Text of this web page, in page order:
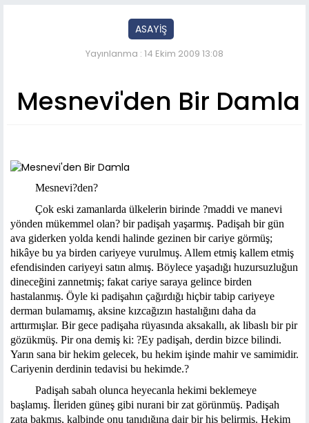
ASAYİŞ
Yayınlanma : 14 Ekim 2009 13:08
Mesnevi'den Bir Damla
Mesnevi?den?
Çok eski zamanlarda ülkelerin birinde ?maddi ve manevi
yönden mükemmel olan? bir padişah yaşarmış. Padişah bir gün
ava giderken yolda kendi halinde gezinen bir cariye görmüş;
hikâye bu ya birden cariyeye vurulmuş. Allem etmiş kallem etmiş
efendisinden cariyeyi satın almış. Böylece yaşadığı huzursuzluğun
dineceğini zannetmiş; fakat cariye saraya gelince birden
hastalanmış. Öyle ki padişahın çağırdığı hiçbir tabip cariyeye
derman bulamamış, aksine kızcağızın hastalığını daha da
arttırmışlar. Bir gece padişaha rüyasında aksakallı, ak libaslı bir pir
gözükmüş. Pir ona demiş ki: ?Ey padişah, derdin bizce bilindi.
Yarın sana bir hekim gelecek, bu hekim işinde mahir ve samimidir.
Cariyenin derdinin tedavisi bu hekimde.?
Padişah sabah olunca heyecanla hekimi beklemeye
başlamış. İleriden güneş gibi nurani bir zat görünmüş. Padişah
zata bakmış, kalbinde onu tanıdığına dair bir his belirmiş. Hekim